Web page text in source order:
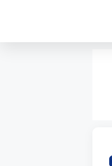
isi